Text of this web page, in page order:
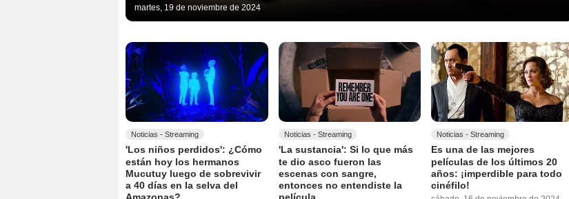
martes, 19 de noviembre de 2024
Noticias - Streaming
'Los niños perdidos': ¿Cómo
están hoy los hermanos
Mucutuy luego de sobrevivir
a 40 días en la selva del
Noticias - Streaming
'La sustancia': Si lo que más
te dio asco fueron las
escenas con sangre,
entonces no entendiste la
Noticias - Streaming
Es una de las mejores
películas de los últimos 20
años: ¡imperdible para todo
cinéfilo!